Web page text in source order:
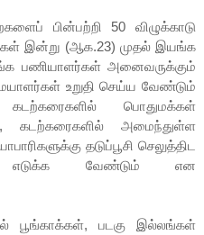
பின்பற்றி 50 விழுக்காடு
இன்று (ஆக.23) முதல் இயங்க
பணியாளர்கள் அனைவருக்கும்
உறுதி செய்ய வேண்டும்
பொதுமக்கள்
கடற்கரைகளில் அமைந்துள்ள
தடுப்பூசி செலுத்திட
எடுக்க வேண்டும் என
பூங்காக்கள், படகு இல்லங்கள்